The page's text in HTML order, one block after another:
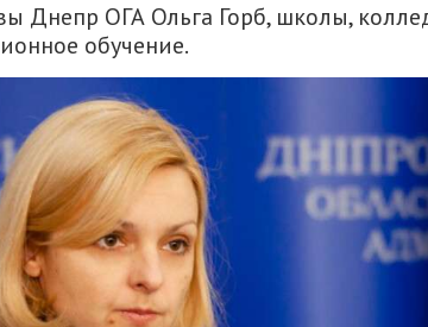
Днепр ОГА Ольга Горб, школы,
обучение.